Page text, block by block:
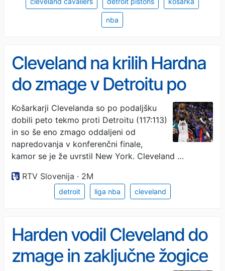
nba
Cleveland na krilih Hardna
do zmage v Detroitu po
podaljšku
Košarkarji Clevelanda so po podaljšku
dobili peto tekmo proti Detroitu (117:113)
in so še eno zmago oddaljeni od
napredovanja v konferenčni finale,
kamor se je že uvrstil New York. Cleveland …
RTV Slovenija · 2M
detroit liga nba cleveland
Harden vodil Cleveland do
zmage in zaključne žogice